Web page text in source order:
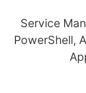
content
Service
PowerShell,